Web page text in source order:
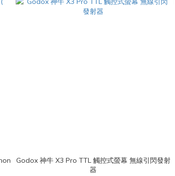
Godox 神牛 X3 Pro TTL 觸控式螢幕 無線引閃發射
器